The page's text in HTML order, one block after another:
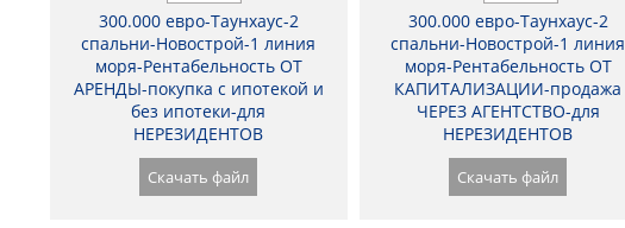
300.000 евро-Таунхаус-2
спальни-Новострой-1 линия
моря-Рентабельность ОТ
АРЕНДЫ-покупка с ипотекой и
без ипотеки-для
НЕРЕЗИДЕНТОВ
Скачать файл
300.000 евро-Таунхаус-2
спальни-Новострой-1 линия
моря-Рентабельность ОТ
КАПИТАЛИЗАЦИИ-продажа
ЧЕРЕЗ АГЕНТСТВО-для
НЕРЕЗИДЕНТОВ
Скачать файл